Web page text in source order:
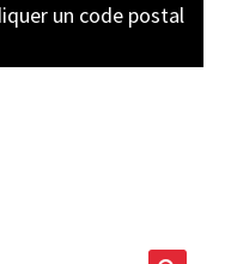
un code postal